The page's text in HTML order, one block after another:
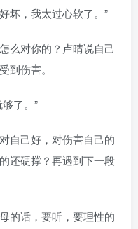
坏，我太过心软了。”
对你的？卢晴说自己
到伤害。
了。”
己好，对伤害自己的
还硬撑？再遇到下一段
话，要听，要理性的